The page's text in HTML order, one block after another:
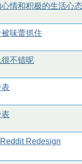
情和积极的生活心态
味蕾抓住
不错呢
Redesign